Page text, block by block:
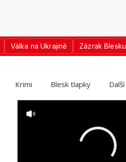
Válka na Ukrajině Zázrak Blesku
Krimi Blesk tlapky Další